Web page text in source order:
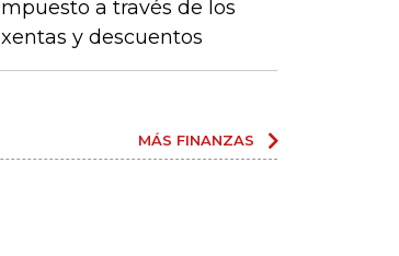
a través de los
y descuentos
MÁS FINANZAS